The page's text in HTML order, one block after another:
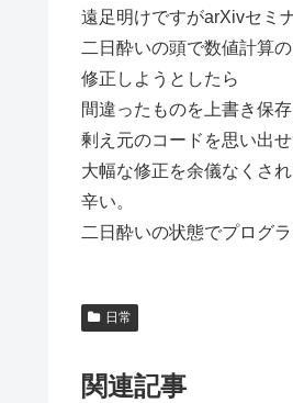
遠足明けですがarXivセミ
二日酔いの頭で数値計算
修正しようとしたら
間違ったものを上書き保存
剰え元のコードを思い出
大幅な修正を余儀なくされ
辛い。
二日酔いの状態でプログ
日常
関連記事